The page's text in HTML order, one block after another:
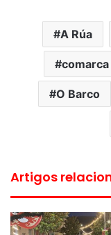
A Rúa
comarca
O Barco
Artigos